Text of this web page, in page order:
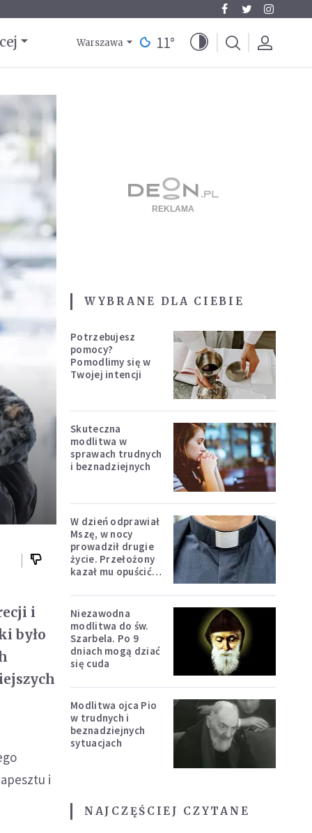
Warszawa 11°
i
było
i
WYBRANE DLA CIEBIE
Potrzebujesz
pomocy?
Pomodlimy się w
Twojej intencji
Skuteczna
modlitwa w
sprawach trudnych
i beznadziejnych
W dzień odprawiał
Mszę, w nocy
prowadził drugie
życie. Przełożony
kazał mu opuścić
Niezawodna
modlitwa do św.
Szarbela. Po 9
dniach mogą dziać
się cuda
Modlitwa ojca Pio
w trudnych i
beznadziejnych
sytuacjach
NAJCZĘŚCIEJ CZYTANE